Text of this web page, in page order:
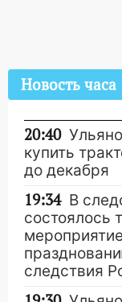
Новость часа
20:40
купить
до декабря
19:34 В
состоялось
следствия